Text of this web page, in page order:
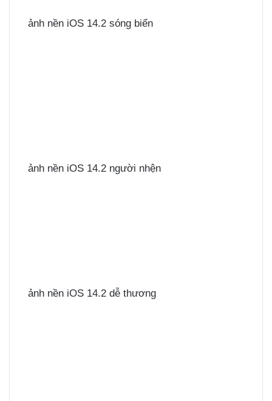
ảnh nền iOS 14.2 sóng biển
ảnh nền iOS 14.2 người nhện
ảnh nền iOS 14.2 dễ thương